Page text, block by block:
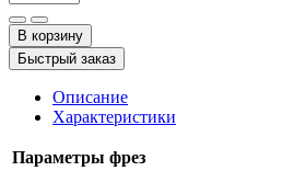
В корзину
Быстрый заказ
Описание
Характеристики
Параметры фрез